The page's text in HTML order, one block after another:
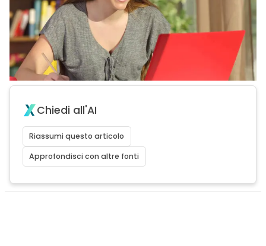
Chiedi all'AI
Riassumi questo articolo
Approfondisci con altre fonti